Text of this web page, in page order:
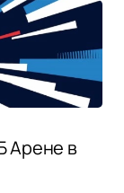
Арене в